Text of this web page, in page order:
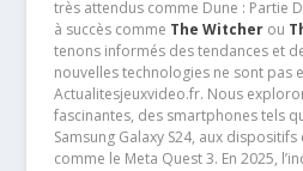
très attendus comme Dune : Partie
à succès comme The Witcherou
tenons informés des tendances et
nouvelles technologies ne sont pas
Actualitesjeuxvideo.fr. Nous
fascinantes, des smartphones tels
Samsung Galaxy S24, aux
comme le Meta Quest 3. En 2025,